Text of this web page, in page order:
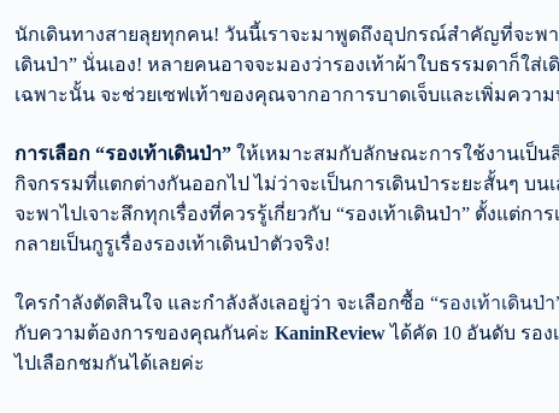
นักเดินทางสายลุยทุกคน! วันนี้เราจะมาพูดถึงอุปกรณ์สำคัญที่จะพ
เดินป่า” นั่นเอง! หลายคนอาจจะมองว่ารองเท้าผ้าใบธรรมดาก็ใส่
เฉพาะนั้น จะช่วยเซฟเท้าของคุณจากอาการบาดเจ็บและเพิ่มควา
การเลือก “รองเท้าเดินป่า” ให้เหมาะสมกับลักษณะการใช้งานเป็
กิจกรรมที่แตกต่างกันออกไป ไม่ว่าจะเป็นการเดินป่าระยะสั้นๆ บ
จะพาไปเจาะลึกทุกเรื่องที่ควรรู้เกี่ยวกับ “รองเท้าเดินป่า” ตั้งแต่
กลายเป็นกูรูเรื่องรองเท้าเดินป่าตัวจริง!
ใครกำลังตัดสินใจ และกำลังลังเลอยู่ว่า จะเลือกซื้อ “รองเท้าเดินป่
กับความต้องการของคุณกันค่ะ KaninReviewได้คัด 10 อันดับ รอ
ไปเลือกชมกันได้เลยค่ะ